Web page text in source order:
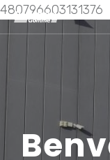
480796603131376
Skip